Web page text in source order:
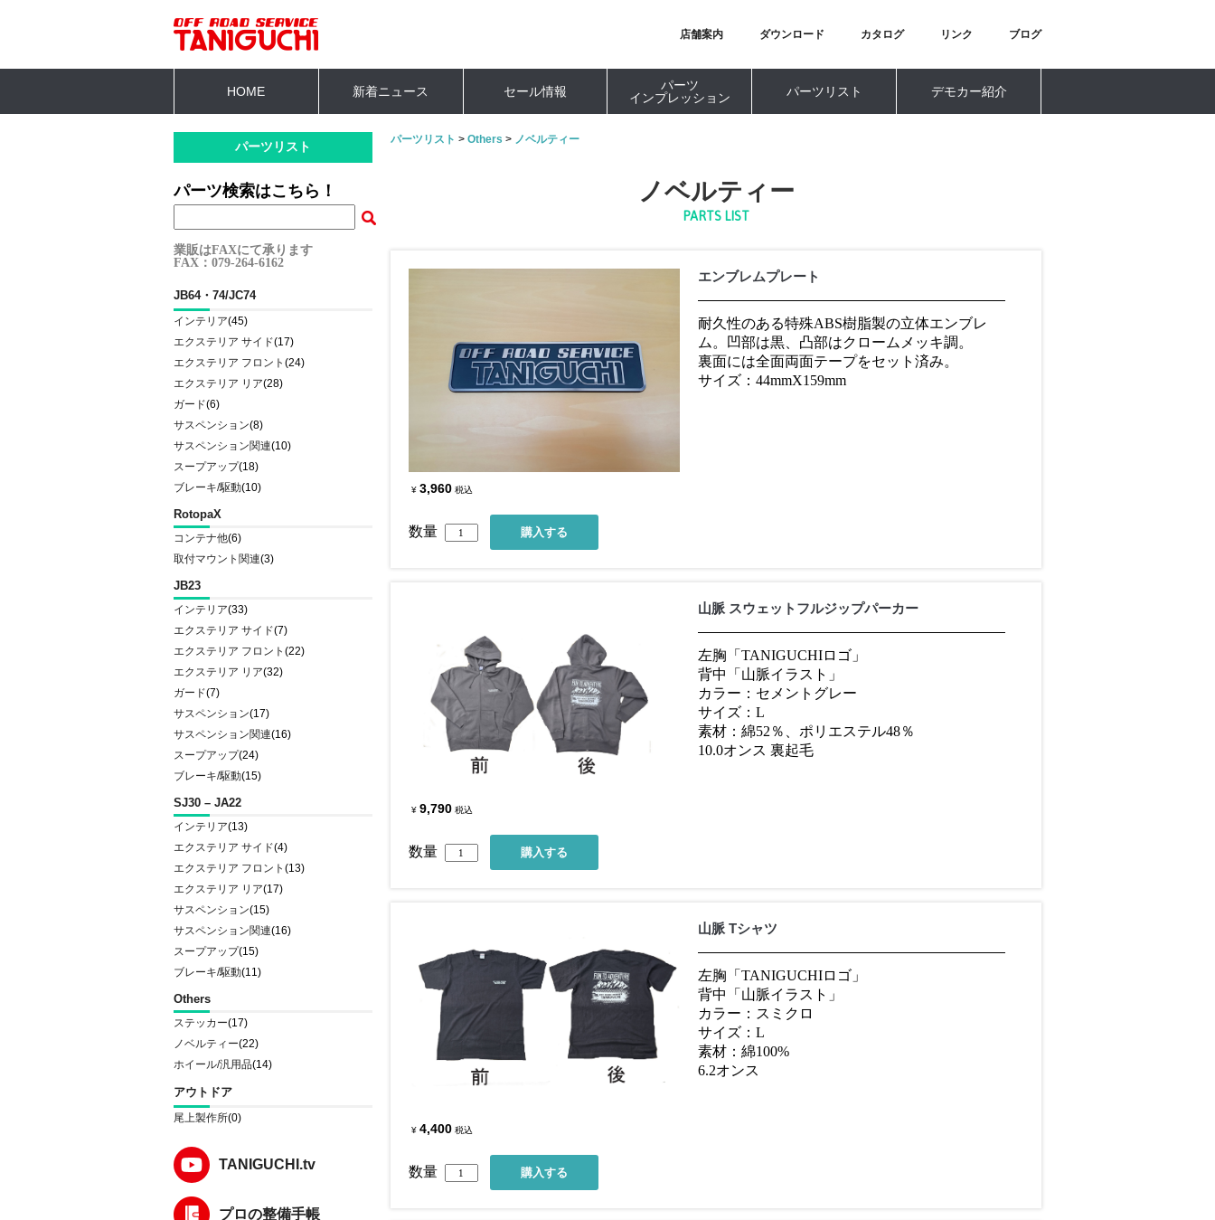
店舗案内 ダウンロード カタログ リンク ブログ
HOME 新着ニュース セール情報
パーツ
インプレッション
パーツリスト デモカー紹介
パーツリスト
パーツ検索はこちら！
業販はFAXにて承ります
FAX：079-264-6162
JB64・74/JC74
インテリア(45)
エクステリア サイド(17)
エクステリア フロント (24)
エクステリア リア(28)
ガード(6)
サスペンション(8)
サスペンション関連(10)
スープアップ(18)
ブレーキ/駆動(10)
RotopaX
コンテナ他(6)
取付マウント関連(3)
JB23
インテリア(33)
エクステリア サイド(7)
エクステリア フロント (22)
エクステリア リア(32)
ガード(7)
サスペンション(17)
サスペンション関連(16)
スープアップ(24)
ブレーキ/駆動(15)
SJ30 – JA22
インテリア(13)
エクステリア サイド(4)
エクステリア フロント (13)
エクステリア リア(17)
サスペンション(15)
サスペンション関連(16)
スープアップ(15)
ブレーキ/駆動(11)
Others
ステッカー(17)
ノベルティー(22)
ホイール/汎用品(14)
アウトドア
尾上製作所(0)
TANIGUCHI.tv
プロの整備手帳
パーツリスト > Others > ノベルティー
ノベルティー
PARTS LIST
エンブレムプレート
耐久性のある特殊ABS樹脂製の立体エンブレ
ム。凹部は黒、凸部はクロームメッキ調。
裏面には全面両面テープをセット済み。
サイズ：44mmX159mm
¥ 3,960 税込
数量
山脈 スウェットフルジップパーカー
左胸「TANIGUCHIロゴ」
背中「山脈イラスト」
カラー：セメントグレー
サイズ：L
素材：綿52％、ポリエステル48％
10.0オンス 裏起毛
¥ 9,790 税込
数量
山脈 Tシャツ
左胸「TANIGUCHIロゴ」
背中「山脈イラスト」
カラー：スミクロ
サイズ：L
素材：綿100%
6.2オンス
¥ 4,400 税込
数量